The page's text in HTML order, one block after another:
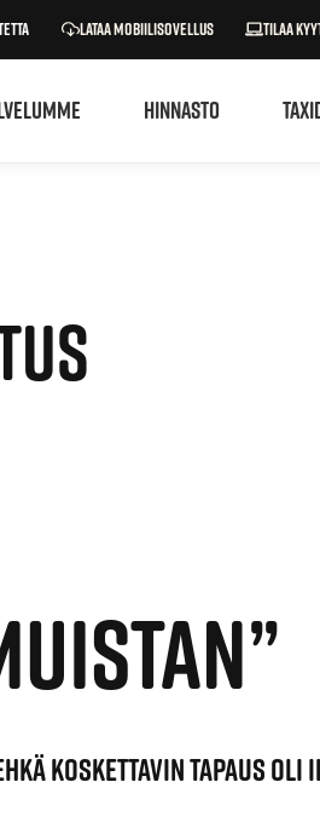
Lataa mobiilisovellus Tilaa
Hinnasto
KOSKETTAVIN TAPAUS